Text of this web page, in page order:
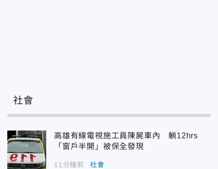
社會
高雄有線電視施工員陳屍車內 躺12hrs
「窗戶半開」被保全發現
11分鐘前 社會